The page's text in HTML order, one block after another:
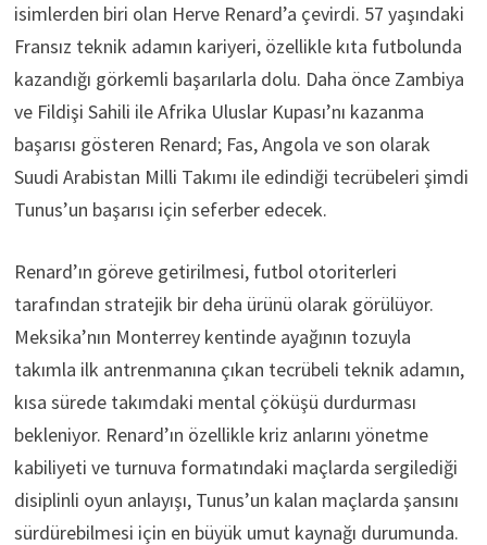
isimlerden biri olan Herve Renard’a çevirdi. 57 yaşındaki
Fransız teknik adamın kariyeri, özellikle kıta futbolunda
kazandığı görkemli başarılarla dolu. Daha önce Zambiya
ve Fildişi Sahili ile Afrika Uluslar Kupası’nı kazanma
başarısı gösteren Renard; Fas, Angola ve son olarak
Suudi Arabistan Milli Takımı ile edindiği tecrübeleri şimdi
Tunus’un başarısı için seferber edecek.
Renard’ın göreve getirilmesi, futbol otoriterleri
tarafından stratejik bir deha ürünü olarak görülüyor.
Meksika’nın Monterrey kentinde ayağının tozuyla
takımla ilk antrenmanına çıkan tecrübeli teknik adamın,
kısa sürede takımdaki mental çöküşü durdurması
bekleniyor. Renard’ın özellikle kriz anlarını yönetme
kabiliyeti ve turnuva formatındaki maçlarda sergilediği
disiplinli oyun anlayışı, Tunus’un kalan maçlarda şansını
sürdürebilmesi için en büyük umut kaynağı durumunda.